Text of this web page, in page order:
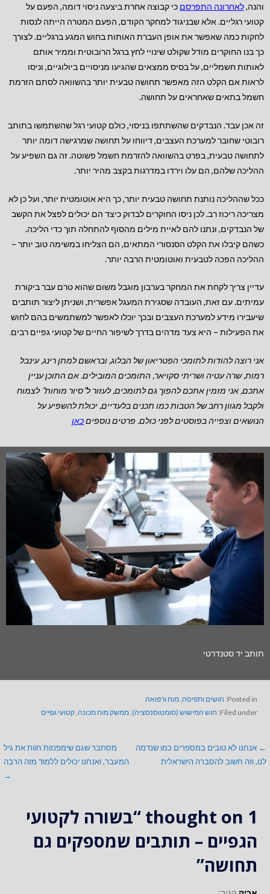
והנה,לאחרונה התפרסם כי קבוצה אחרת ביצעה ניסוי דומה, הפעם על
קטועי רגליים. אלא שבניגוד למחקר הקודם, הפעם המטרה הייתה לנסות
לחקות כמה שאפשר את אופן העברת האותות בחוש המגע ברגליים. לצורך
כך בנו החוקרים מודל שקולט שינויי לחץ ברגל הרובוטית וממיר אותם
לאותות חשמליים, על בסיס ממצאים שהגיעו מניסויים ביולוגיים, וניסו
לראות אם הקלט הזה מאפשר תחושה טבעית יותר בהשוואה לסתם הזרמת
חשמל בתאים שאחראים על תחושה.
זה אכן עבד. הנבדקים שהשתתפו בניסוי, כולם קטועי רגל שהשתמשו בתותב
רובוטי שחובר למערכת העצבים, דיווחו על תחושה שמרגישה דומה יותר
לתחושה טבעית, בפרט בהשוואה להזרמת חשמל פשוטה. זה גם השפיע על
ההליכה שלהם, הם עלו וירדו במדרגות בקצב מהיר יותר.
ככל שההליכה נותנת תחושה טבעית יותר, כך היא אוטומטית יותר, ועל כן לא
מצריכה ריכוז רב. לכן ניסו החוקרים לבדוק כיצד הם יכולים לפצל את הקשב
של הנבדקים, ונתנו להם לאיית מילים מהסוף להתחלה תוך כדי הליכה.
כשהם קיבלו את הקלט הסנסורי המתאים, הם הצליחו במשימה טוב יותר –
ההליכה הפכה לטבעית ואוטומטית הרבה יותר.
עדיין צריך לקחת את המחקר בערבון מוגבל משום שהוא טרם עבר ביקורת
עמיתים. עם זאת, העובדה שסגירת המעגל אפשרית, ושניתן ליצור תותבים
שיעבירו מידע למערכת העצבים ובכך יוכלו לאפשר למשתמשים בהם לחוש
את הפעילות – היא צעד מדהים בדרך לשיפור החיים של קטועי גפיים רבים.
אני רוצה להודות לתומכי הפטריאון של הבלוג, ובראשם למתן רינג, עינבל
רמות, שרה עטיה ושריתי סקויאר, התומכים המובילים.אם התוכן עניין
אתכם, אני מזמין אתכם להפוך גם לתומכים, לעזור ל”סיור מוחות” לצמוח
ולקבל מגוון רחב של הטבות כמו תכנים בלעדיים, יכולת להשפיע על
הנושאים וצפייה בפוסטים לפני כולם. פרטים נוספיםכאן
תותב יד סטנדרטי
Posted in: חושים ותפיסה,מוח ורפואה
Filed under: חוש המישוש (סומטוסנסציה),ממשק מוח מכונה,קטועי גפיים
← אנחנו לא טובים במספרים כמו שנדמה
לנו, וזה חשוב להסברה הישראלית
מסתבר שגם שימפנזות חוות את גיל
המעבר, ואנחנו יכולים ללמוד מזה הרבה
→
1 thought on
“בשורה לקטועי
הגפיים – תותבים שמספקים גם
תחושה”